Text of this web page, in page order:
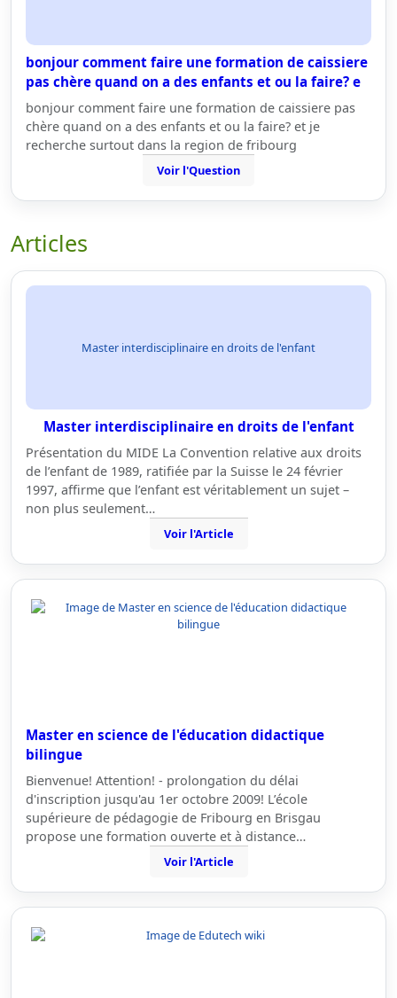
bonjour comment faire une formation de caissiere
pas chère quand on a des enfants et ou la faire? e
bonjour comment faire une formation de caissiere pas
chère quand on a des enfants et ou la faire? et je
recherche surtout dans la region de fribourg
Voir l'Question
Articles
Master interdisciplinaire en droits de l'enfant
Master interdisciplinaire en droits de l'enfant
Présentation du MIDE La Convention relative aux droits
de l’enfant de 1989, ratifiée par la Suisse le 24 février
1997, affirme que l’enfant est véritablement un sujet –
non plus seulement…
Voir l'Article
Master en science de l'éducation didactique
bilingue
Bienvenue! Attention! - prolongation du délai
d'inscription jusqu'au 1er octobre 2009! L’école
supérieure de pédagogie de Fribourg en Brisgau
propose une formation ouverte et à distance…
Voir l'Article